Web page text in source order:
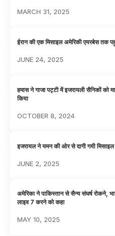
MARCH 31, 2025
ईरान की एक मिसाइल अमेरिकी एयरबेस तक
JUNE 24, 2025
हमास ने गाजा पट्टी में इजरायली सैनिकों को
किया
OCTOBER 8, 2024
इजरायल ने यमन की ओर से दागी गयी मिसाइल
JUNE 2, 2025
अमेरिका ने पाकिस्तान से सैन्य संघर्ष रोकने,
लाइव 7 करने को कहा
MAY 10, 2025